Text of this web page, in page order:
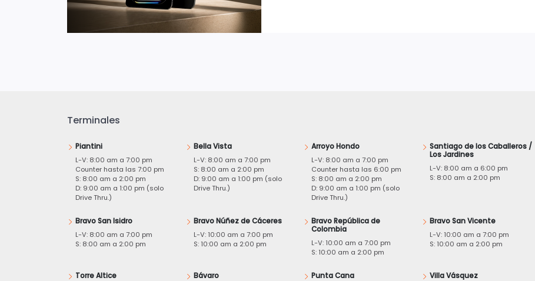
Terminales
Piantini
L-V: 8:00 am a 7:00 pm
Counter hasta las 7:00 pm
S: 8:00 am a 2:00 pm
D: 9:00 am a 1:00 pm (solo
Drive Thru.)
Bella Vista
L-V: 8:00 am a 7:00 pm
S: 8:00 am a 2:00 pm
D: 9:00 am a 1:00 pm (solo
Drive Thru.)
Arroyo Hondo
L-V: 8:00 am a 7:00 pm
Counter hasta las 6:00 pm
S: 8:00 am a 2:00 pm
D: 9:00 am a 1:00 pm (solo
Drive Thru.)
Santiago de los Caballeros /
Los Jardines
L-V: 8:00 am a 6:00 pm
S: 8:00 am a 2:00 pm
Bravo San Isidro
L-V: 8:00 am a 7:00 pm
S: 8:00 am a 2:00 pm
Bravo Núñez de Cáceres
L-V: 10:00 am a 7:00 pm
S: 10:00 am a 2:00 pm
Bravo República de
Colombia
L-V: 10:00 am a 7:00 pm
S: 10:00 am a 2:00 pm
Bravo San Vicente
L-V: 10:00 am a 7:00 pm
S: 10:00 am a 2:00 pm
Torre Altice Bávaro Punta Cana Villa Vásquez